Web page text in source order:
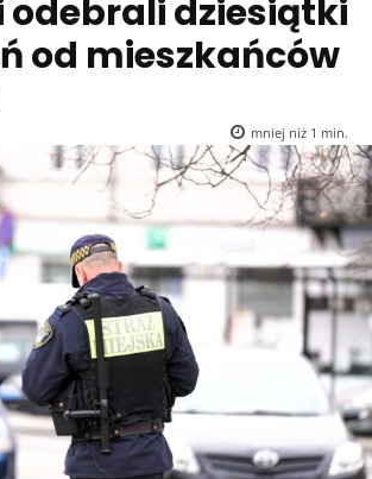
odebrali dziesiątki
od mieszkańców
mniej niż 1 min.